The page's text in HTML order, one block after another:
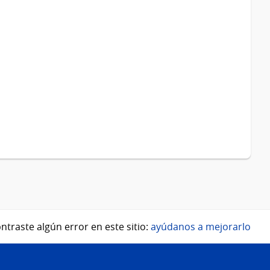
algún error en este sitio: ayúdanos a mejorarlo